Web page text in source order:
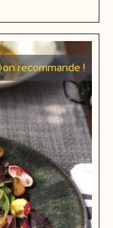
on recommande !